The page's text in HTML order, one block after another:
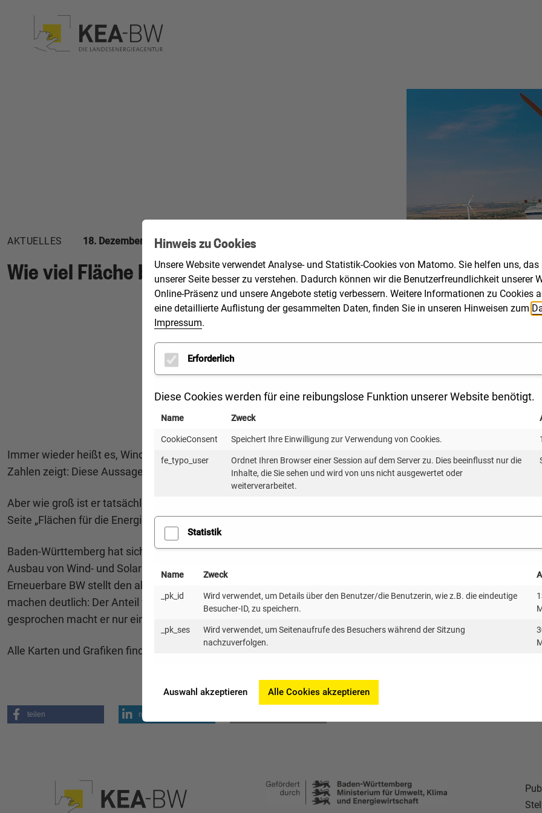
AKTUELLES 18. Dezember 2025
Wie viel Fläche braucht die Energiewende?
DER ANTEIL VON
DER LANDESFLÄCHE
FLÄCHE DIE
ERNEUERBARE BW
Immer wieder heißt es, Windräder und Solaranlagen würden riesige Flächen beanspruchen und wertvolle
Zahlen zeigt: Diese Aussagen stimmen so nicht. Tatsächlich ist der Flächenbedarf für Erneuerbare-Energien-
Aber wie groß ist er tatsächlich? Und in welchem Verhältnis steht er zu anderen Kultur- und Naturflächen in
Seite „Flächen für die Energiewende“ von Erneuerbare BW.
Baden-Württemberg hat sich zum Ziel gesetzt, seine Energieversorgung bis 2040 vollständig auf erneuerbare
Ausbau von Wind- und Solarenergie. Damit er gelingt, braucht es geeignete Flächen – allerdings deutlich
Erneuerbare BW stellt den aktuellen Stand (IST) sowie den notwendigen Flächenbedarf zur Erreichung der
machen deutlich: Der Anteil von Windenergie- und Freiflächen-PV-Anlagen an der Landesfläche ist so gering,
gesprochen macht er nur ein paar Krümel an der „Torte“ Baden-Württemberg aus.
Alle Karten und Grafiken finden Sie im Wissensportal von
teilen mitteilen
Hinweis zu Cookies
Unsere Website verwendet Analyse- und Statistik-Cookies von Matomo. Sie helfen uns,
unserer Seite besser zu verstehen. Dadurch können wir die Benutzerfreundlichkeit unserer
Online-Präsenz und unsere Angebote stetig verbessern. Weitere Informationen zu Cookies
eine detaillierte Auflistung der gesammelten Daten, finden Sie in unseren Hinweisen zum
Impressum.
Erforderlich
Diese Cookies werden für eine reibungslose Funktion unserer Website benötigt.
Name Zweck
CookieConsent Speichert Ihre Einwilligung zur Verwendung von Cookies.
fe_typo_user
Ordnet Ihren Browser einer Session auf dem Server zu. Dies beeinflusst nur die
Inhalte, die Sie sehen und wird von uns nicht ausgewertet oder
weiterverarbeitet.
Statistik
Name Zweck
_pk_id
Wird verwendet, um Details über den Benutzer/die Benutzerin, wie z.B. die eindeutige
Besucher-ID, zu speichern.
_pk_ses
Wird verwendet, um Seitenaufrufe des Besuchers während der Sitzung
nachzuverfolgen.
Auswahl akzeptieren Alle Cookies akzeptieren